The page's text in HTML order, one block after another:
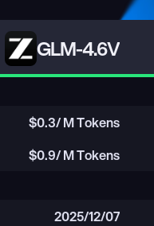
GLM-4.6V
$0.3/ M Tokens
$0.9/ M Tokens
2025/12/07